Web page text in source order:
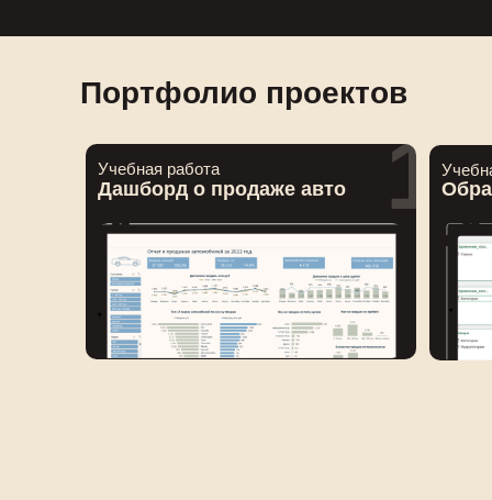
Портфолио проектов
1
Учебная работа
Дашборд о продаже авто